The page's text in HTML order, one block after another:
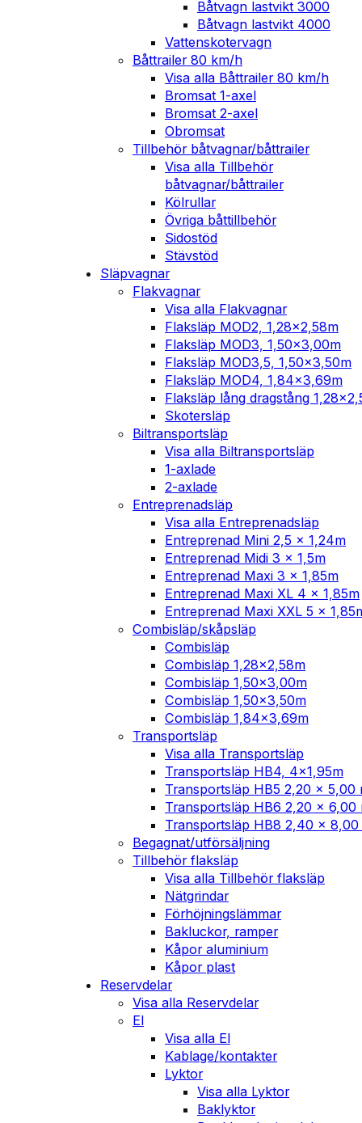
Båtvagn lastvikt 3000
Båtvagn lastvikt 4000
Vattenskotervagn
Båttrailer 80 km/h
Visa alla Båttrailer 80 km/h
Bromsat 1-axel
Bromsat 2-axel
Obromsat
Tillbehör båtvagnar/båttrailer
Visa alla Tillbehör
båtvagnar/båttrailer
Kölrullar
Övriga båttillbehör
Sidostöd
Stävstöd
Släpvagnar
Flakvagnar
Visa alla Flakvagnar
Flaksläp MOD2, 1,28×2,58m
Flaksläp MOD3, 1,50×3,00m
Flaksläp MOD3,5, 1,50×3,50m
Flaksläp MOD4, 1,84×3,69m
Flaksläp lång dragstång
Skotersläp
Biltransportsläp
Visa alla Biltransportsläp
1-axlade
2-axlade
Entreprenadsläp
Visa alla Entreprenadsläp
Entreprenad Mini 2,5 x 1,24m
Entreprenad Midi 3 x 1,5m
Entreprenad Maxi 3 x 1,85m
Entreprenad Maxi XL 4 x 1,85m
Entreprenad Maxi XXL 5 x
Combisläp/skåpsläp
Combisläp
Combisläp 1,28×2,58m
Combisläp 1,50×3,00m
Combisläp 1,50×3,50m
Combisläp 1,84×3,69m
Transportsläp
Visa alla Transportsläp
Transportsläp HB4, 4×1,95m
Transportsläp HB5 2,20 x 5,00
Transportsläp HB6 2,20 x 6,00
Transportsläp HB8 2,40 x 8,00
Begagnat/utförsäljning
Tillbehör flaksläp
Visa alla Tillbehör flaksläp
Nätgrindar
Förhöjningslämmar
Bakluckor, ramper
Kåpor aluminium
Kåpor plast
Reservdelar
Visa alla Reservdelar
El
Visa alla El
Kablage/kontakter
Lyktor
Visa alla Lyktor
Baklyktor